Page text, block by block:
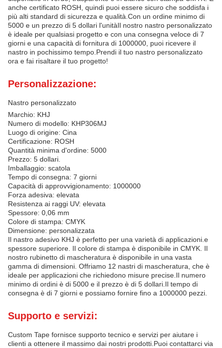
anche certificato ROSH, quindi puoi essere sicuro che soddisfa i
più alti standard di sicurezza e qualità.Con un ordine minimo di
5000 e un prezzo di 5 dollari l'unitàIl nostro nastro personalizzato
è ideale per qualsiasi progetto e con una consegna veloce di 7
giorni e una capacità di fornitura di 1000000, puoi ricevere il
nastro in pochissimo tempo.Prendi il tuo nastro personalizzato
ora e fai risaltare il tuo progetto!
Personalizzazione:
Nastro personalizzato
Marchio: KHJ
Numero di modello: KHP306MJ
Luogo di origine: Cina
Certificazione: ROSH
Quantità minima d'ordine: 5000
Prezzo: 5 dollari.
Imballaggio: scatola
Tempo di consegna: 7 giorni
Capacità di approvvigionamento: 1000000
Forza adesiva: elevata
Resistenza ai raggi UV: elevata
Spessore: 0,06 mm
Colore di stampa: CMYK
Dimensione: personalizzata
Il nastro adesivo KHJ è perfetto per una varietà di applicazioni.e
spessore superiore. Il colore di stampa è disponibile in CMYK. Il
nostro rubinetto di mascheratura è disponibile in una vasta
gamma di dimensioni. Offriamo 12 nastri di mascheratura, che è
ideale per applicazioni che richiedono misure precise.Il numero
minimo di ordini è di 5000 e il prezzo è di 5 dollari.Il tempo di
consegna è di 7 giorni e possiamo fornire fino a 1000000 pezzi.
Supporto e servizi:
Custom Tape fornisce supporto tecnico e servizi per aiutare i
clienti a ottenere il massimo dai nostri prodotti.Puoi contattarci via